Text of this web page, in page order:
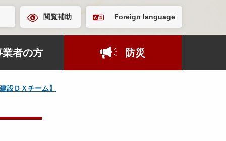
閲覧補助 Foreign language
業者の方 防災
設ＤＸチーム】